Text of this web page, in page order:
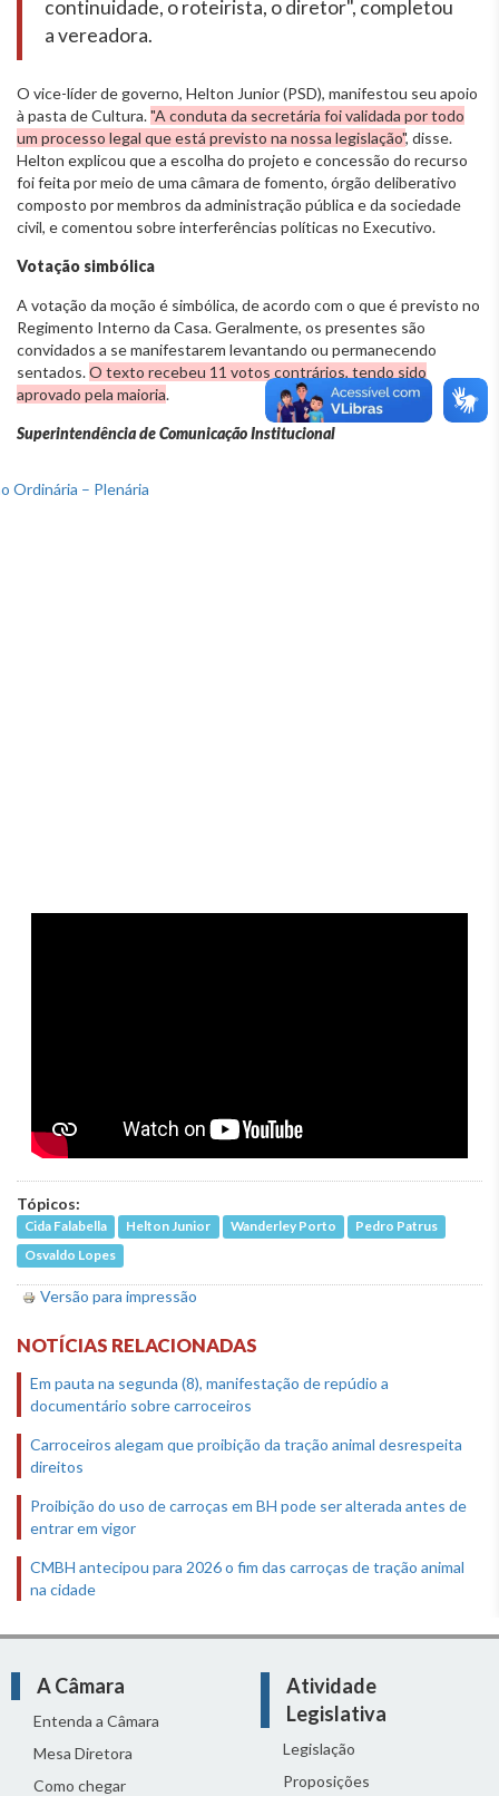
continuidade, o roteirista, o diretor", completou
a vereadora.
O vice-líder de governo, Helton Junior (PSD), manifestou seu apoio
à pasta de Cultura."A conduta da secretária foi validada por todo
um processo legal que está previsto na nossa legislação", disse.
Helton explicou que a escolha do projeto e concessão do recurso
foi feita por meio de uma câmara de fomento, órgão deliberativo
composto por membros da administração pública e da sociedade
civil, e comentou sobre interferências políticas no Executivo.
Votação simbólica
A votação da moção é simbólica, de acordo com o que é previsto no
Regimento Interno da Casa. Geralmente, os presentes são
convidados a se manifestarem levantando ou permanecendo
sentados.O texto recebeu 11 votos contrários, tendo sido
aprovado pela maioria.
Superintendência de Comunicação Institucional
Tópicos:
Cida Falabella Helton Junior Wanderley Porto
Pedro Patrus
Osvaldo Lopes
Versão para impressão
NOTÍCIAS RELACIONADAS
Em pauta na segunda (8), manifestação de repúdio a
documentário sobre carroceiros
Carroceiros alegam que proibição da tração animal desrespeita
direitos
Proibição do uso de carroças em BH pode ser alterada antes de
entrar em vigor
CMBH antecipou para 2026 o fim das carroças de tração animal
na cidade
A Câmara
Entenda a Câmara
Mesa Diretora
Como chegar
Atividade
Legislativa
Legislação
Proposições